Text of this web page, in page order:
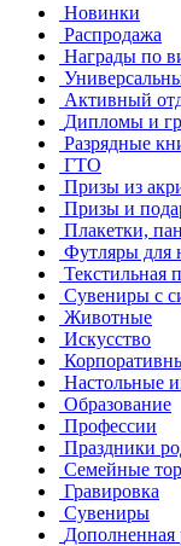
Новинки
Распродажа
Награды по
Активный
Дипломы и
Разрядные
ГТО
Призы из
Призы и
Плакетки,
Футляры для
Текстильная
Сувениры с
Животные
Искусство
Настольные
Образование
Профессии
Праздники
Семейные
Гравировка
Сувениры
Дополненная